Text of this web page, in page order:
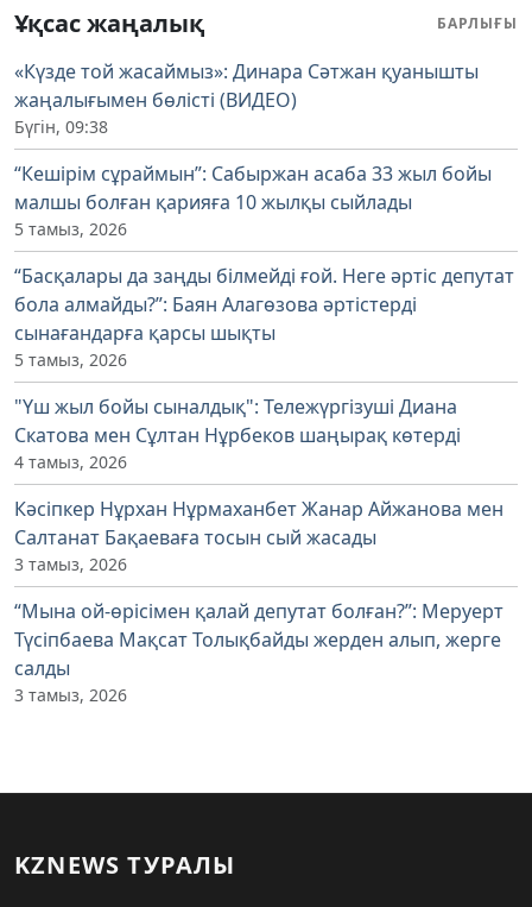
Ұқсас жаңалық БАРЛЫҒЫ
«Күзде той жасаймыз»: Динара Сәтжан қуанышты
жаңалығымен бөлісті (ВИДЕО)
Бүгін, 09:38
“Кешірім сұраймын”: Сабыржан асаба 33 жыл бойы
малшы болған қарияға 10 жылқы сыйлады
5 тамыз, 2026
“Басқалары да заңды білмейді ғой. Неге әртіс депутат
бола алмайды?”: Баян Алагөзова әртістерді
сынағандарға қарсы шықты
5 тамыз, 2026
"Үш жыл бойы сыналдық": Тележүргізуші Диана
Скатова мен Сұлтан Нұрбеков шаңырақ көтерді
4 тамыз, 2026
Кәсіпкер Нұрхан Нұрмаханбет Жанар Айжанова мен
Салтанат Бақаеваға тосын сый жасады
3 тамыз, 2026
“Мына ой-өрісімен қалай депутат болған?”: Меруерт
Түсіпбаева Мақсат Толықбайды жерден алып, жерге
салды
3 тамыз, 2026
KZNEWS ТУРАЛЫ